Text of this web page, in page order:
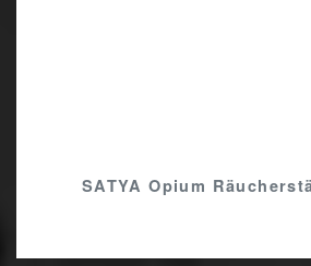
SATYA Opium